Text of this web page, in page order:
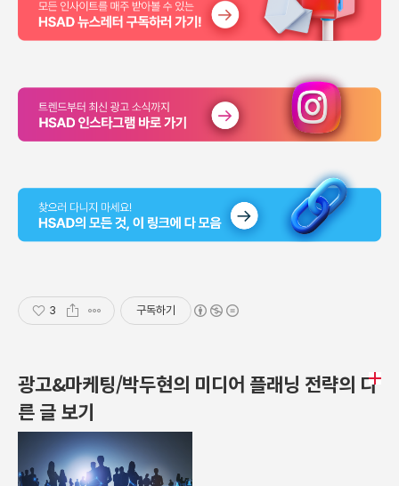
3 구독하기
광고&마케팅/박두현의 미디어 플래닝 전략의 다
른 글 보기